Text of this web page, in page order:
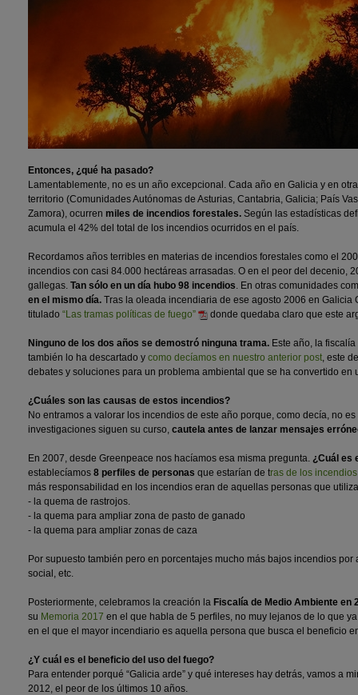
Entonces, ¿qué ha pasado?
Lamentablemente, no es un año excepcional. Cada año en Galicia y en
territorio (Comunidades Autónomas de Asturias, Cantabria, Galicia; País
Zamora), ocurren miles de incendios forestales. Según las estadísticas
acumula el 42% del total de los incendios ocurridos en el país.
Recordamos años terribles en materias de incendios forestales como el
incendios con casi 84.000 hectáreas arrasadas. O en el peor del decenio,
gallegas. Tan sólo en un día hubo 98 incendios. En otras comunidades
en el mismo día. Tras la oleada incendiaria de ese agosto 2006 en Galicia
titulado “Las tramas políticas de fuego” donde quedaba claro que este
Ninguno de los dos años se demostró ninguna trama. Este año, la
también lo ha descartado y como decíamos en nuestro anterior post, este
debates y soluciones para un problema ambiental que se ha convertido
¿Cuáles son las causas de estos incendios?
No entramos a valorar los incendios de este año porque, como decía, no
investigaciones siguen su curso, cautela antes de lanzar mensajes
En 2007, desde Greenpeace nos hacíamos esa misma pregunta. ¿Cuál es
establecíamos 8 perfiles de personas que estarían de tras de los
más responsabilidad en los incendios eran de aquellas personas que
- la quema de rastrojos.
- la quema para ampliar zona de pasto de ganado
- la quema para ampliar zonas de caza
Por supuesto también pero en porcentajes mucho más bajos incendios
social, etc.
Posteriormente, celebramos la creación la Fiscalía de Medio Ambiente en
su Memoria 2017 en el que habla de 5 perfiles, no muy lejanos de lo que
en el que el mayor incendiario es aquella persona que busca el beneficio
¿Y cuál es el beneficio del uso del fuego?
Para entender porqué “Galicia arde” y qué intereses hay detrás, vamos a
2012, el peor de los últimos 10 años.